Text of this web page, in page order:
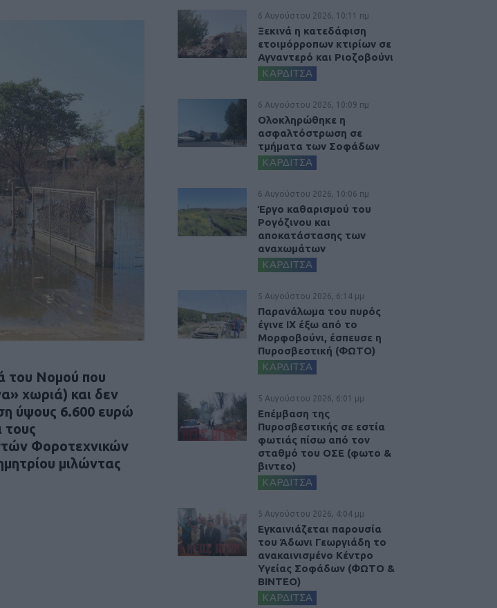
του Νομού που
χωριά) και δεν
ύψους 6.600 ευρώ
τους
Φοροτεχνικών
μιλώντας
6 Αυγούστου 2026, 10:11 πμ
Ξεκινά η κατεδάφιση
ετοιμόρροπων κτιρίων σε
Αγναντερό και Ριοζοβούνι
ΚΑΡΔΙΤΣΑ
6 Αυγούστου 2026, 10:09 πμ
Ολοκληρώθηκε η
ασφαλτόστρωση σε
τμήματα των Σοφάδων
ΚΑΡΔΙΤΣΑ
6 Αυγούστου 2026, 10:06 πμ
Έργο καθαρισμού του
Ρογόζινου και
αποκατάστασης των
αναχωμάτων
ΚΑΡΔΙΤΣΑ
5 Αυγούστου 2026, 6:14 μμ
Παρανάλωμα του πυρός
έγινε ΙΧ έξω από το
Μορφοβούνι, έσπευσε η
Πυροσβεστική (ΦΩΤΟ)
ΚΑΡΔΙΤΣΑ
5 Αυγούστου 2026, 6:01 μμ
Επέμβαση της
Πυροσβεστικής σε εστία
φωτιάς πίσω από τον
σταθμό του ΟΣΕ (φωτο &
βιντεο)
ΚΑΡΔΙΤΣΑ
5 Αυγούστου 2026, 4:04 μμ
Εγκαινιάζεται παρουσία
του Άδωνι Γεωργιάδη το
ανακαινισμένο Κέντρο
Υγείας Σοφάδων (ΦΩΤΟ &
ΒΙΝΤΕΟ)
ΚΑΡΔΙΤΣΑ